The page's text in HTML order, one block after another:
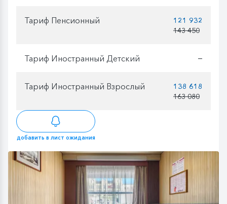
Тариф Пенсионный
121 932
143 450
Тариф Иностранный Детский —
Тариф Иностранный Взрослый
138 618
163 080
добавить в лист ожидания